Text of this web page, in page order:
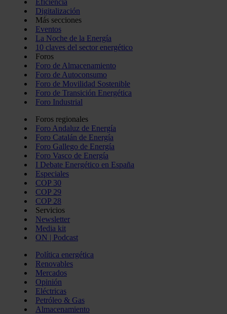
Eficiencia
Digitalización
Más secciones
Eventos
La Noche de la Energía
10 claves del sector energético
Foros
Foro de Almacenamiento
Foro de Autoconsumo
Foro de Movilidad Sostenible
Foro de Transición Energética
Foro Industrial
Foros regionales
Foro Andaluz de Energía
Foro Catalán de Energía
Foro Gallego de Energía
Foro Vasco de Energía
I Debate Energético en España
Especiales
COP 30
COP 29
COP 28
Servicios
Newsletter
Media kit
ON | Podcast
Política energética
Renovables
Mercados
Opinión
Eléctricas
Petróleo & Gas
Almacenamiento